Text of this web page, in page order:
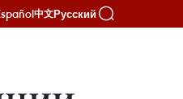
中文Русский